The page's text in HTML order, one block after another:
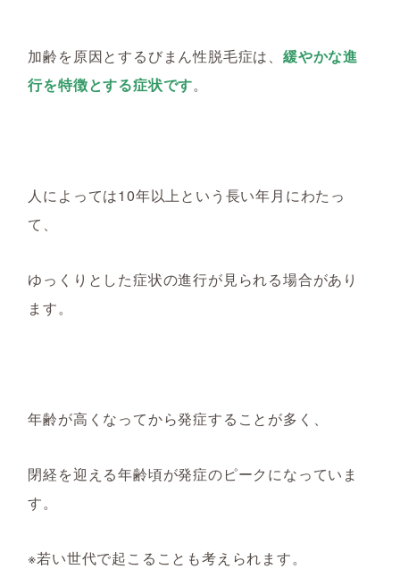
加齢を原因とするびまん性脱毛症は、 緩やかな進
行を特徴とする症状です。
人によっては10年以上という長い年月にわたっ
て、
ゆっくりとした症状の進行が見られる場合があり
ます。
年齢が高くなってから発症することが多く 、
閉経を迎える年齢頃が発症のピークになっていま
す。
※若い世代で起こることも考えられます。